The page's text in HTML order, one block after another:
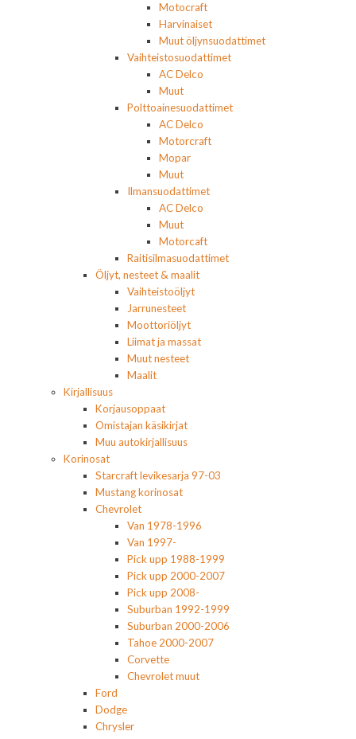
Motocraft
Harvinaiset
Muut öljynsuodattimet
Vaihteistosuodattimet
AC Delco
Muut
Polttoainesuodattimet
AC Delco
Motorcraft
Mopar
Muut
Ilmansuodattimet
AC Delco
Muut
Motorcaft
Raitisilmasuodattimet
Öljyt, nesteet & maalit
Vaihteistoöljyt
Jarrunesteet
Moottoriöljyt
Liimat ja massat
Muut nesteet
Maalit
Kirjallisuus
Korjausoppaat
Omistajan käsikirjat
Muu autokirjallisuus
Korinosat
Starcraft levikesarja 97-03
Mustang korinosat
Chevrolet
Van 1978-1996
Van 1997-
Pick upp 1988-1999
Pick upp 2000-2007
Pick upp 2008-
Suburban 1992-1999
Suburban 2000-2006
Tahoe 2000-2007
Corvette
Chevrolet muut
Ford
Dodge
Chrysler